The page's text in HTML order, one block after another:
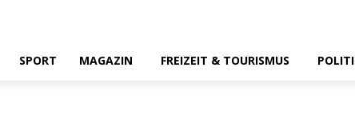
SPORT MAGAZIN FREIZEIT & TOURISMUS